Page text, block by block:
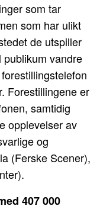
som tar
som har ulikt
de utspiller
vandre
Forestillingene er
samtidig
opplevelser av
og
(Ferske Scener),
407 000